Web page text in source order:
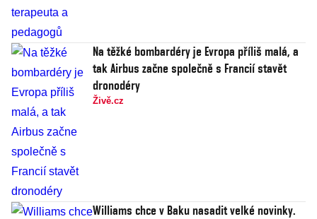
Na těžké bombardéry je Evropa příliš malá, a
tak Airbus začne společně s Francií stavět
dronodéry
Živě.cz
Williams chce v Baku nasadit velké novinky.